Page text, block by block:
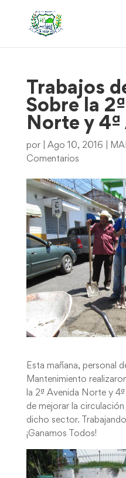
Trabajos
Sobre la
Norte y 4ª
por Ago 10, 2016
Comentarios
Esta mañana, personal
Mantenimiento
la 2ª Avenida Norte y
de mejorar la
dicho sector.
¡Ganamos Todos!